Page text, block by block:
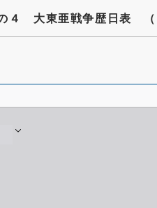
４ 大東亜戦争歴日表 （